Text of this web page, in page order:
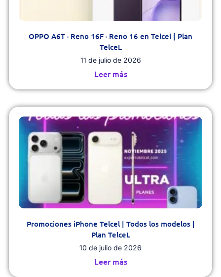
OPPO A6T · Reno 16F · Reno 16 en Telcel | Plan
TelceL
11 de julio de 2026
Leer más
Promociones iPhone Telcel | Todos los modelos |
Plan TelceL
10 de julio de 2026
Leer más